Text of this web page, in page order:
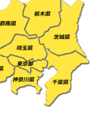
33,000円
+8,800円
44,000円